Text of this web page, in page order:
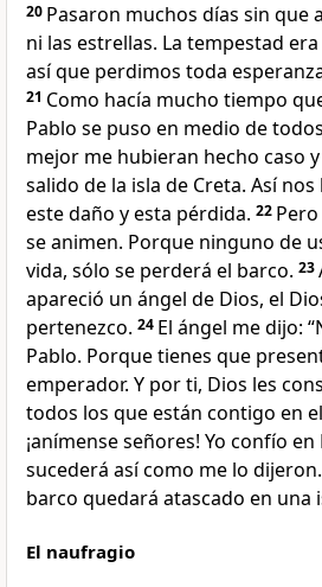
20 Pasaron muchos días sin que
ni las estrellas. La tempestad
así que perdimos toda
21 Como hacía mucho tiempo
Pablo se puso en medio de
mejor me hubieran hecho caso
salido de la isla de Creta. Así
este daño y esta pérdida. 22
se animen. Porque ninguno de
vida, sólo se perderá el barco. 23
apareció un ángel de Dios, el
pertenezco. 24 El ángel me dijo:
Pablo. Porque tienes que
emperador. Y por ti, Dios les
todos los que están contigo en
¡anímense señores! Yo confío
sucederá así como me lo dijeron.
barco quedará atascado en una
El naufragio